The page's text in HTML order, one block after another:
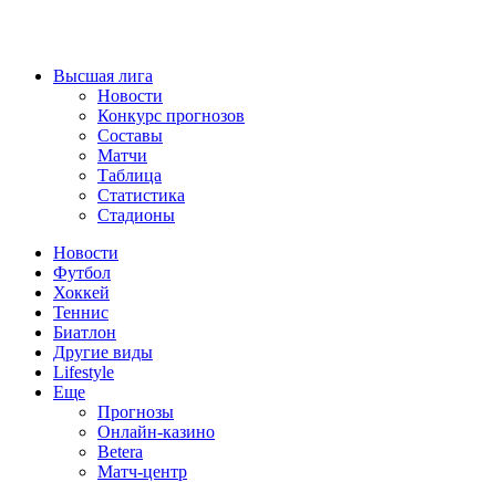
Высшая лига
Новости
Конкурс прогнозов
Составы
Матчи
Таблица
Статистика
Стадионы
Новости
Футбол
Хоккей
Теннис
Биатлон
Другие виды
Lifestyle
Еще
Прогнозы
Онлайн-казино
Betera
Матч-центр